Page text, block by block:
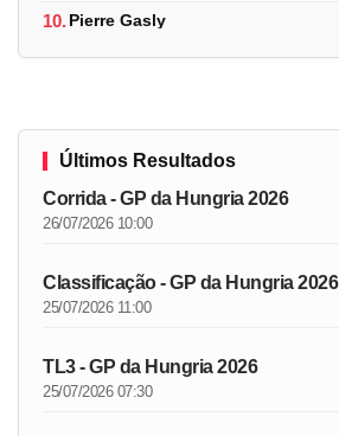
10.Pierre Gasly
Últimos Resultados
Corrida - GP da Hungria 2026
26/07/2026 10:00
Classificação - GP da Hungria 2026
25/07/2026 11:00
TL3 - GP da Hungria 2026
25/07/2026 07:30